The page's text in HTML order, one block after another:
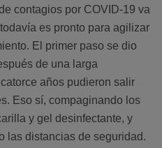
contagios por COVID-19 va
es pronto para agilizar
El primer paso se dio
de una larga
años pudieron salir
Eso sí, compaginando los
y gel desinfectante, y
las distancias de seguridad.